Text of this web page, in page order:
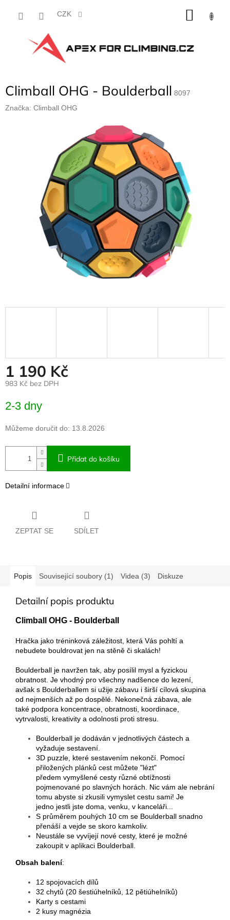
CZK
Climball OHG - Boulderball 8097
Značka: Climball OHG
1 190 Kč
983 Kč bez DPH
cena:
2-3 dny
Můžeme doručit do: 13.8.2026
Přidat do košíku
Detailní informace
ZEPTAT SE SDÍLET
Popis Související soubory (1) Videa (3) Diskuze
Detailní popis produktu
Climball OHG - Boulderball
Hračka jako tréninková záležitost, která Vás pohltí a
nebudete bouldrovat jen na stěně či skalách!
Boulderball je navržen tak, aby posílil mysl a fyzickou
obratnost. Je vhodný pro všechny nadšence do lezení,
avšak s Boulderballem si užije zábavu i širší cílová skupina
od nejmenších až po dospělé. Nekonečná zábava, ale
také podpora koncentrace, obratnosti, koordinace,
vytrvalosti, kreativity a odolnosti proti stresu.
Boulderball je dodáván v jednotlivých částech a
vyžaduje sestavení.
3D puzzle, které sestavením nekončí. Pomocí
přiložených plánků cest můžete "lézt"
předem vymyšlené cesty různé obtížnosti
pojmenované po slavných horách. Nic vám ale nebrání
tomu abyste si zkusili vymyslet cestu sami! Je
jedno jestli jste doma, venku, v kanceláři...
S průměrem pouhých 10 cm se Boulderball snadno
přenáší a vejde se skoro kamkoliv.
Neustále se vyvíjejí nové cesty, které je možné
zakoupit v aplikaci Boulderball.
Obsah balení:
12 spojovacích dílů
32 chytů (20 šestiúhelníků, 12 pětiúhelníků)
Karty s cestami
2 kusy magnézia